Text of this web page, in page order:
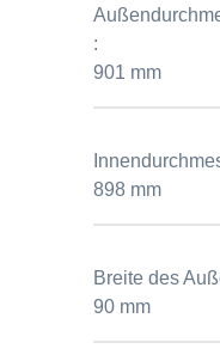
:
901 mm
898 mm
Breite des
90 mm